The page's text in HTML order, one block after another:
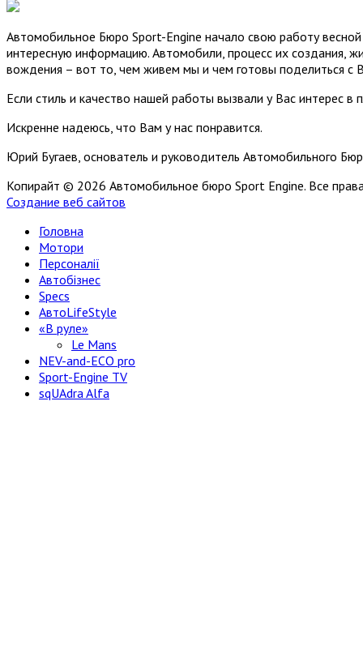
Автомобильное Бюро Sport-Engine начало свою работу
интересную информацию. Автомобили, процесс их создания,
вождения – вот то, чем живем мы и чем готовы поделиться с
Если стиль и качество нашей работы вызвали у Вас интерес в
Искренне надеюсь, что Вам у нас понравится.
Юрий Бугаев, основатель и руководитель Автомобильного
Копирайт © 2026 Автомобильное бюро Sport Engine. Все
Создание веб сайтов
Головна
Мотори
Персоналії
Автобізнес
Specs
АвтоLifeStyle
«В руле»
Le Mans
NEV-and-ECO pro
Sport-Engine TV
sqUAdra Alfa